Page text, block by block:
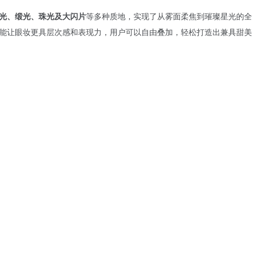
、缎光、珠光及大闪片等多种质地，实现了从雾面柔焦到璀璨星光的全
让眼妆更具层次感和表现力，用户可以自由叠加，轻松打造出兼具甜美